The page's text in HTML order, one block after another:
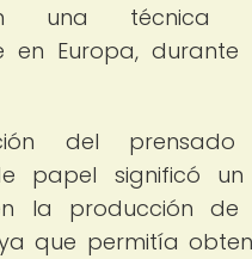
una técnica
en Europa, durante
del
papel significó un
la producción
que permitía